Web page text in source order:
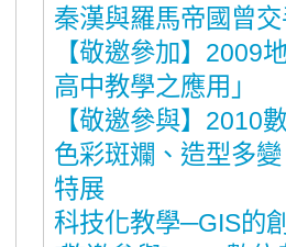
秦漢與羅馬帝國曾
【敬邀參加】2009
高中教學之應用」
【敬邀參與】2010
色彩斑斕、造型多
特展
科技化教學─GIS的